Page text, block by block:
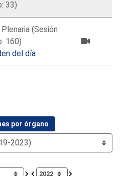
33)
(Sesión
160)
del día
por órgano
Doce Legislatura